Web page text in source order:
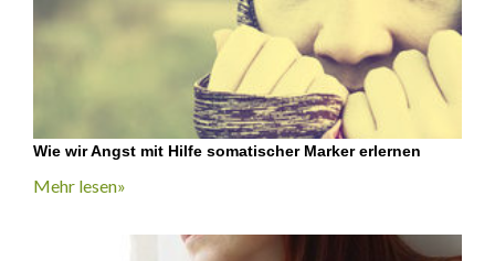
Wie wir Angst mit Hilfe somatischer Marker erlernen
Mehr lesen»